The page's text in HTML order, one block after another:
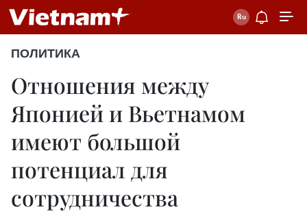
ПОЛИТИКА
Отношения между
Японией и Вьетнамом
имеют большой
потенциал для
сотрудничества